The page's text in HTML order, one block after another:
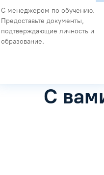
С менеджером по обучению.
Предоставьте документы,
подтверждающие личность и
образование.
С